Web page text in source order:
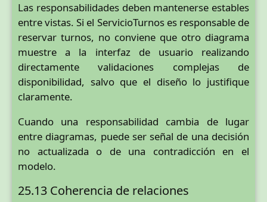
Las responsabilidades deben mantenerse estables
entre vistas. Si el ServicioTurnos es responsable de
reservar turnos, no conviene que otro diagrama
muestre a la interfaz de usuario realizando
directamente validaciones complejas de
disponibilidad, salvo que el diseño lo justifique
claramente.
Cuando una responsabilidad cambia de lugar
entre diagramas, puede ser señal de una decisión
no actualizada o de una contradicción en el
modelo.
25.13 Coherencia de relaciones